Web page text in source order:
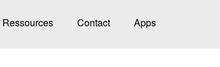
Ressources Contact Apps